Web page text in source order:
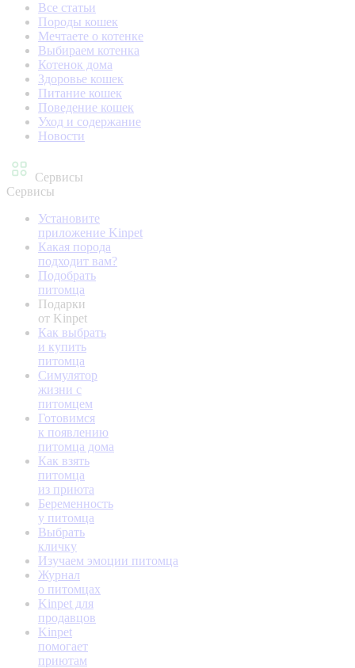
Все статьи
Породы кошек
Мечтаете о котенке
Выбираем котенка
Котенок дома
Здоровье кошек
Питание кошек
Поведение кошек
Уход и содержание
Новости
Сервисы
Сервисы
Установите
приложение Kinpet
Какая порода
подходит вам?
Подобрать
питомца
Подарки
от Kinpet
Как выбрать
и купить
питомца
Симулятор
жизни с
питомцем
Готовимся
к появлению
питомца дома
Как взять
питомца
из приюта
Беременность
у питомца
Выбрать
кличку
Изучаем эмоции питомца
Журнал
о питомцах
Kinpet для
продавцов
Kinpet
помогает
приютам